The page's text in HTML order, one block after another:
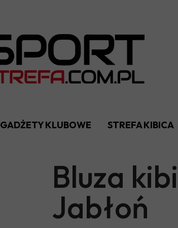
GADŻETY KLUBOWE STREFA KIBICA
Bluza
Jabłoń